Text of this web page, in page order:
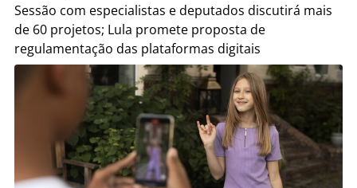
Sessão com especialistas e deputados discutirá mais
de 60 projetos; Lula promete proposta de
regulamentação das plataformas digitais